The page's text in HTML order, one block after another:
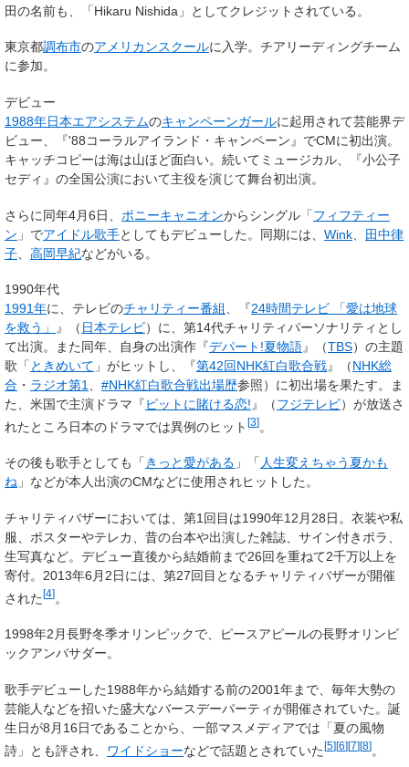
田の名前も、「Hikaru Nishida」としてクレジットされている。
東京都調布市のアメリカンスクールに入学。チアリーディングチーム
に参加。
デビュー
1988年日本エアシステムのキャンペーンガールに起用されて芸能界デ
ビュー、『'88コーラルアイランド・キャンペーン』でCMに初出演。
キャッチコピーは海は山ほど面白い。続いてミュージカル、『小公子
セディ』の全国公演において主役を演じて舞台初出演。
さらに同年4月6日、 ポニーキャニオンからシングル「フィフティー
ン 」でアイドル歌手としてもデビューした。同期には、 Wink
田中律
子
高岡早紀などがいる。
1990年代
1991年に、テレビのチャリティー番組 、『24時間テレビ 「愛は地球
を救う」
』（ 日本テレビ）に、第14代チャリティパーソナリティとし
て出演。また同年、自身の出演作『デパート!夏物語』（TBS）の主題
歌「 ときめいて 」がヒットし、『第42回NHK紅白歌合戦』（NHK総
合 ・ ラジオ第1 #NHK紅白歌合戦出場歴参照）に初出場を果たす。ま
た、米国で主演ドラマ『ピットに賭ける恋! 』（フジテレビ）が放送さ
れたところ日本のドラマでは異例のヒット [3] 。
その後も歌手としても「 きっと愛がある 」「 人生変えちゃう夏かも
ね 」などが本人出演のCMなどに使用されヒットした。
チャリティバザーにおいては、第1回目は1990年12月28日。衣装や私
服、ポスターやテレカ、昔の台本や出演した雑誌、サイン付きポラ、
生写真など。デビュー直後から結婚前まで26回を重ねて2千万以上を
寄付。2013年6月2日には、第27回目となるチャリティバザーが開催
された[4]。
1998年2月長野冬季オリンピックで、ピースアピールの長野オリンピ
ックアンバサダー。
歌手デビューした1988年から結婚する前の2001年まで、毎年大勢の
芸能人などを招いた盛大なバースデーパーティが開催されていた。誕
生日が8月16日であることから、一部マスメディアでは「夏の風物
詩」とも評され、 ワイドショーなどで話題とされていた[5][6][7][8]。